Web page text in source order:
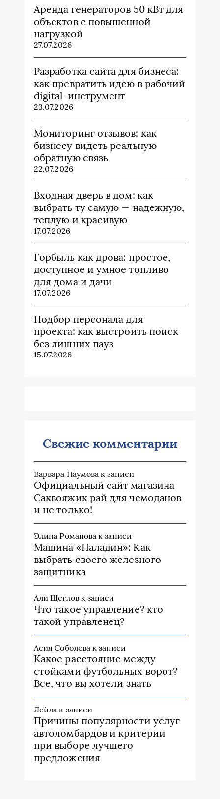
Аренда генераторов 50 кВт для
объектов с повышенной
нагрузкой
27.07.2026
Разработка сайта для бизнеса:
как превратить идею в рабочий
digital-инструмент
23.07.2026
Мониторинг отзывов: как
бизнесу видеть реальную
обратную связь
22.07.2026
Входная дверь в дом: как
выбрать ту самую — надежную,
теплую и красивую
17.07.2026
Горбыль как дрова: простое,
доступное и умное топливо
для дома и дачи
17.07.2026
Подбор персонала для
проекта: как выстроить поиск
без лишних пауз
15.07.2026
Свежие комментарии
Варвара Наумова к записи
Официальный сайт магазина
Саквояжик рай для чемоданов
и не только!
Элина Романова к записи
Машина «Паладин»: Как
выбрать своего железного
защитника
Али Щегловк записи
Что такое управление? кто
такой управленец?
Асия Соболева к записи
Какое расстояние между
стойками футбольных ворот?
Все, что вы хотели знать
Лейла к записи
Причины популярности услуг
автоломбардов и критерии
при выборе лучшего
предложения